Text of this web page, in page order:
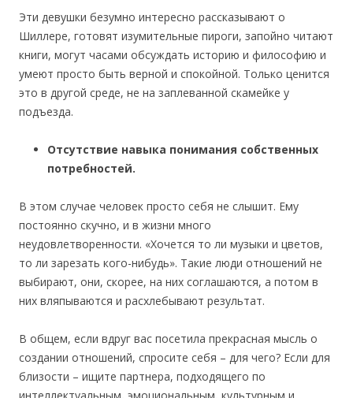
Эти девушки безумно интересно рассказывают о
Шиллере, готовят изумительные пироги, запойно читают
книги, могут часами обсуждать историю и философию и
умеют просто быть верной и спокойной. Только ценится
это в другой среде, не на заплеванной скамейке у
подъезда.
Отсутствие навыка понимания собственных
потребностей.
В этом случае человек просто себя не слышит. Ему
постоянно скучно, и в жизни много
неудовлетворенности. «Хочется то ли музыки и цветов,
то ли зарезать кого-нибудь». Такие люди отношений не
выбирают, они, скорее, на них соглашаются, а потом в
них вляпываются и расхлебывают результат.
В общем, если вдруг вас посетила прекрасная мысль о
создании отношений, спросите себя – для чего? Если для
близости – ищите партнера, подходящего по